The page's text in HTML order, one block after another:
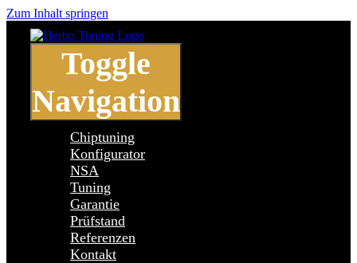
Zum Inhalt springen
Toggle
Navigation
Chiptuning
Konfigurator
NSA
Tuning
Garantie
Prüfstand
Referenzen
Kontakt